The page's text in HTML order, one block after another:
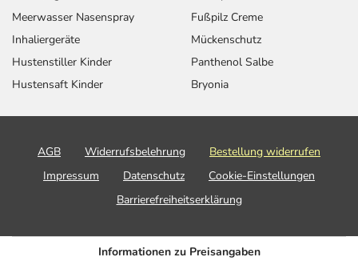
Bei
nach einem
Folgebehandlung:
1/2 Tablette
Erwachsene 1 Tablette
Meerwasser Nasenspray
Inhaliergeräte
Hustenstiller Kinder
Hustensaft Kinder
Fußpilz Creme
Mückenschutz
Panthenol Salbe
Bryonia
AGB Widerrufsbelehrung
Bestellung widerrufen
Impressum
Datenschutz
Cookie-Einstellungen
Barrierefreiheitserklärung
Informationen zu Preisangaben